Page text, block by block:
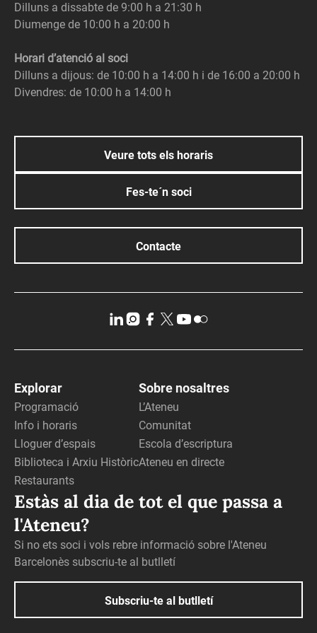
Dilluns a dissabte de 9:00 h a 21:30 h
Diumenge de 10:00 h a 20:00 h
Horari d’atenció al soci
Dilluns a dijous: de 10:00 h a 14:00 h i de 16:00 a 20:00 h
Divendres: de 10:00 h a 14:00 h
Veure tots els horaris
Fes-te´n soci
Contacte
Explorar
Programació
Info i horaris
Lloguer d’espais
Biblioteca i Arxiu Històric
Restaurants
Sobre nosaltres
L’Ateneu
Comunitat
Escola d’escriptura
Ateneu en directe
Estàs al dia de tot el que passa a
l'Ateneu?
Si no ets soci i vols rebre informació sobre l'Ateneu
Barcelonès subscriu-te al butlletí
Subscriu-te al butlletí